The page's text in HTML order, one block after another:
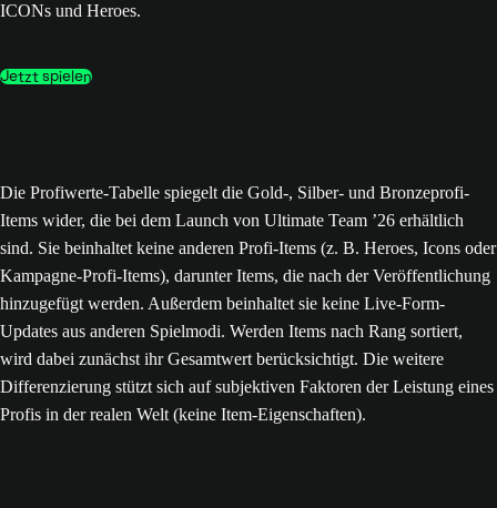
ICONs und Heroes.
Jetzt spielen
Die Profiwerte-Tabelle spiegelt die Gold-, Silber- und Bronzeprofi-
Items wider, die bei dem Launch von Ultimate Team ’26 erhältlich
sind. Sie beinhaltet keine anderen Profi-Items (z. B. Heroes, Icons oder
Kampagne-Profi-Items), darunter Items, die nach der Veröffentlichung
hinzugefügt werden. Außerdem beinhaltet sie keine Live-Form-
Updates aus anderen Spielmodi. Werden Items nach Rang sortiert,
wird dabei zunächst ihr Gesamtwert berücksichtigt. Die weitere
Differenzierung stützt sich auf subjektiven Faktoren der Leistung eines
Profis in der realen Welt (keine Item-Eigenschaften).